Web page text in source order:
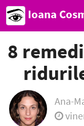
Ioana
8
Ana-